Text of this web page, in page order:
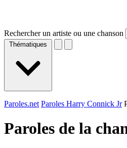
Rechercher un artiste ou une chanson
Thématiques
Paroles.net Paroles Harry Connick Jr
Paroles de la